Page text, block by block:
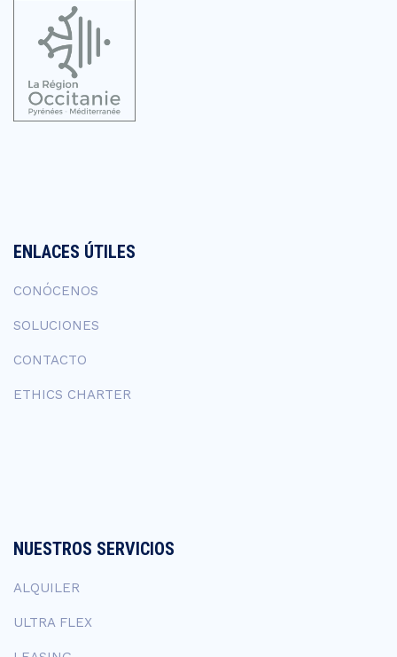
ENLACES ÚTILES
CONÓCENOS
SOLUCIONES
CONTACTO
ETHICS CHARTER
NUESTROS SERVICIOS
ALQUILER
ULTRA FLEX